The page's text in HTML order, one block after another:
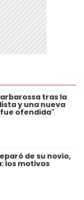
tras la
y una nueva
ofendida"
de su novio,
los motivos